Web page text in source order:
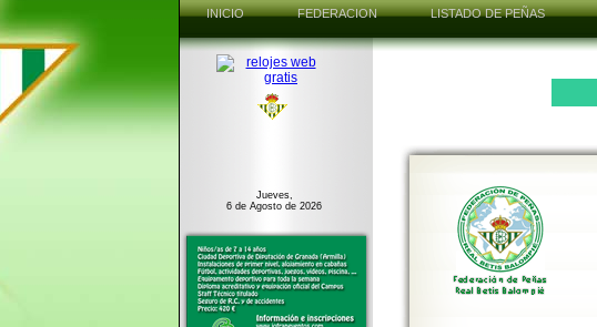
INICIO FEDERACION LISTADO DE PEÑAS
Jueves,
6 de Agosto de 2026